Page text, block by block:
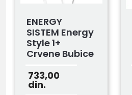
ENERGY
SISTEM Energy
Style 1+
Crvene Bubice
Mikrofonom
733,00
din.